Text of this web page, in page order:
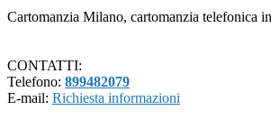
Cartomanzia Milano, cartomanzia telefonica
CONTATTI:
Telefono: 899482079
E-mail: Richiesta informazioni